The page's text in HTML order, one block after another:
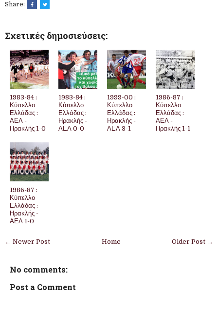
Share:
Σχετικές δημοσιεύσεις:
1983-84 :
Κύπελλο
Ελλάδας :
ΑΕΛ -
Ηρακλής 1-0
1983-84 :
Κύπελλο
Ελλάδας :
Ηρακλής -
ΑΕΛ 0-0
1999-00 :
Κύπελλο
Ελλάδας :
Ηρακλής -
ΑΕΛ 3-1
1986-87 :
Κύπελλο
Ελλάδας :
ΑΕΛ -
Ηρακλής 1-1
1986-87 :
Κύπελλο
Ελλάδας :
Ηρακλής -
ΑΕΛ 1-0
← Newer Post Older Post →
Home
No comments:
Post a Comment